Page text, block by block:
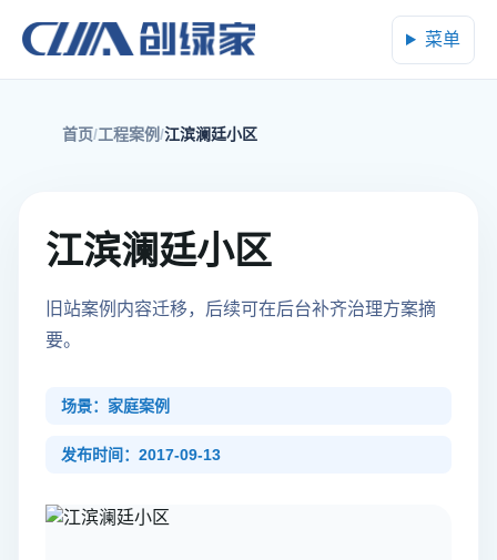
菜单
首页 工程案例 江滨澜廷小区
江滨澜廷小区
旧站案例内容迁移，后续可在后台补齐治理方案摘
要。
场景：家庭案例
发布时间：2017-09-13